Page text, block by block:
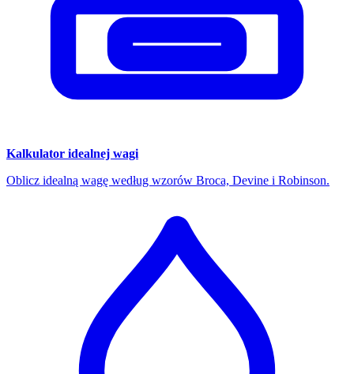
Kalkulator idealnej wagi
Oblicz idealną wagę według wzorów Broca, Devine i Robinson.